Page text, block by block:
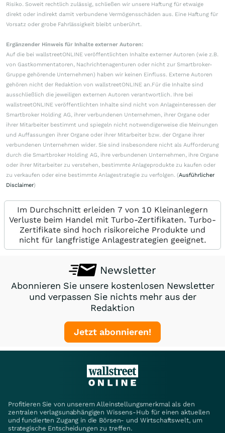
Risiko. Soweit rechtlich zulässig, schließen wir unsere Haftung für etwaige
direkt oder indirekt damit verbundene Vermögensschäden aus. Eine Haftung für
Vorsatz oder grobe Fahrlässigkeit bleibt unberührt.
Ergänzender Hinweis für Inhalte externer Autoren:
Auf die bei wallstreetONLINE veröffentlichten Inhalte externer Autoren (wie z.B.
von Gastkommentatoren, Nachrichtenagenturen oder nicht zur Smartbroker-
Gruppe gehörende Unternehmen) haben wir keinen Einfluss. Externe Autoren
gehören nicht der Redaktion von wallstreetONLINE an.Für die Inhalte sind
ausschließlich die jeweiligen externen Autoren verantwortlich. Ihre bei
wallstreetONLINE veröffentlichten Inhalte sind nicht von Anlageinteressen der
Smartbroker Holding AG, ihrer verbundenen Unternehmen, ihrer Organe oder
ihrer Mitarbeiter bestimmt und spiegeln nicht notwendigerweise die Meinungen
und Auffassungen ihrer Organe oder ihrer Mitarbeiter bzw. der Organe ihrer
verbundenen Unternehmen wider. Sie sind insbesondere nicht als Aufforderung
durch die Smartbroker Holding AG, ihre verbundenen Unternehmen, ihre Organe
oder ihrer Mitarbeiter zu verstehen, bestimmte Anlageprodukte zu kaufen oder
zu verkaufen oder eine bestimmte Anlagestrategie zu verfolgen. (Ausführlicher
Disclaimer)
Im Durchschnitt erleiden 7 von 10 Kleinanlegern
Verluste beim Handel mit Turbo-Zertifikaten. Turbo-
Zertifikate sind hoch risikoreiche Produkte und
nicht für langfristige Anlagestrategien geeignet.
Newsletter
Abonnieren Sie unsere kostenlosen Newsletter
und verpassen Sie nichts mehr aus der
Redaktion
Jetzt abonnieren!
Profitieren Sie von unserem Alleinstellungsmerkmal als den
zentralen verlagsunabhängigen Wissens-Hub für einen aktuellen
und fundierten Zugang in die Börsen- und Wirtschaftswelt, um
strategische Entscheidungen zu treffen.